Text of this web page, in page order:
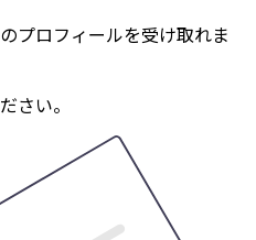
プロフィールを受け取れま
さい。